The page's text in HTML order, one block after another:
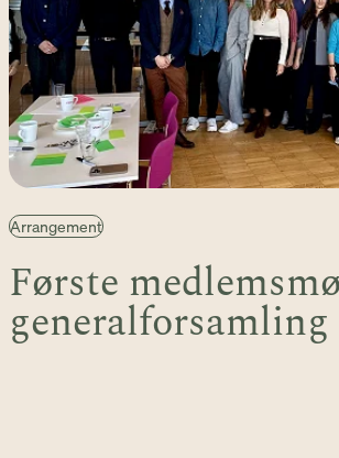
Arrangement
Første
generalforsamling